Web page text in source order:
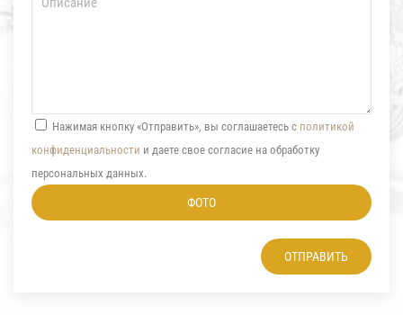
Нажимая кнопку «Отправить», вы соглашаетесь с политикой
конфиденциальности и даете свое согласие на обработку
персональных данных.
ФОТО
ОТПРАВИТЬ